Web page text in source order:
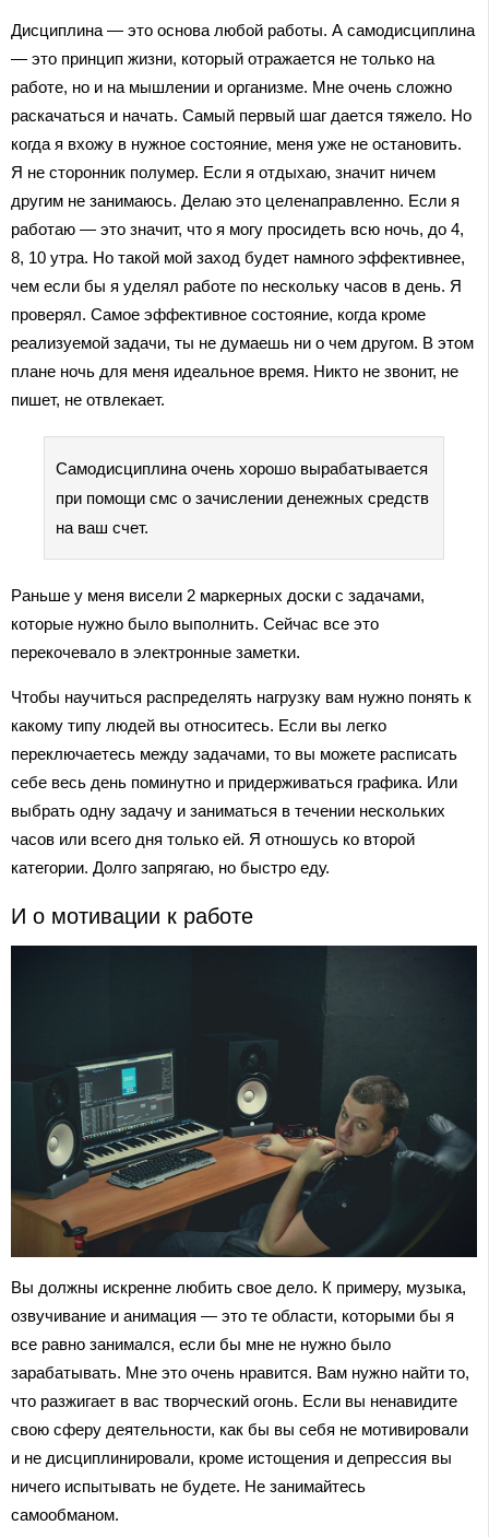
Дисциплина — это основа любой работы. А самодисциплина
— это принцип жизни, который отражается не только на
работе, но и на мышлении и организме. Мне очень сложно
раскачаться и начать. Самый первый шаг дается тяжело. Но
когда я вхожу в нужное состояние, меня уже не остановить.
Я не сторонник полумер. Если я отдыхаю, значит ничем
другим не занимаюсь. Делаю это целенаправленно. Если я
работаю — это значит, что я могу просидеть всю ночь, до 4,
8, 10 утра. Но такой мой заход будет намного эффективнее,
чем если бы я уделял работе по нескольку часов в день. Я
проверял. Самое эффективное состояние, когда кроме
реализуемой задачи, ты не думаешь ни о чем другом. В этом
плане ночь для меня идеальное время. Никто не звонит, не
пишет, не отвлекает.
Самодисциплина очень хорошо вырабатывается
при помощи смс о зачислении денежных средств
на ваш счет.
Раньше у меня висели 2 маркерных доски с задачами,
которые нужно было выполнить. Сейчас все это
перекочевало в электронные заметки.
Чтобы научиться распределять нагрузку вам нужно понять к
какому типу людей вы относитесь. Если вы легко
переключаетесь между задачами, то вы можете расписать
себе весь день поминутно и придерживаться графика. Или
выбрать одну задачу и заниматься в течении нескольких
часов или всего дня только ей. Я отношусь ко второй
категории. Долго запрягаю, но быстро еду.
И о мотивации к работе
Вы должны искренне любить свое дело. К примеру, музыка,
озвучивание и анимация — это те области, которыми бы я
все равно занимался, если бы мне не нужно было
зарабатывать. Мне это очень нравится. Вам нужно найти то,
что разжигает в вас творческий огонь. Если вы ненавидите
свою сферу деятельности, как бы вы себя не мотивировали
и не дисциплинировали, кроме истощения и депрессия вы
ничего испытывать не будете. Не занимайтесь
самообманом.